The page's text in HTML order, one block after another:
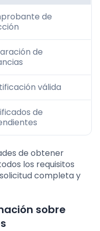
de
de
válida
de
de obtener
los requisitos
completa y
sobre